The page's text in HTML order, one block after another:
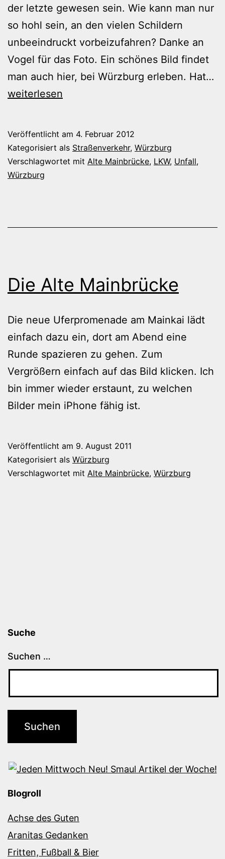
der letzte gewesen sein. Wie kann man nur
so hohl sein, an den vielen Schildern
unbeeindruckt vorbeizufahren? Danke an
Vogel für das Foto. Ein schönes Bild findet
man auch hier, bei Würzburg erleben. Hat…
weiterlesen
Veröffentlicht am 4. Februar 2012
Kategorisiert als Straßenverkehr, Würzburg
Verschlagwortet mit Alte Mainbrücke, LKW, Unfall,
Würzburg
Die Alte Mainbrücke
Die neue Uferpromenade am Mainkai lädt
einfach dazu ein, dort am Abend eine
Runde spazieren zu gehen. Zum
Vergrößern einfach auf das Bild klicken. Ich
bin immer wieder erstaunt, zu welchen
Bilder mein iPhone fähig ist.
Veröffentlicht am 9. August 2011
Kategorisiert als Würzburg
Verschlagwortet mit Alte Mainbrücke, Würzburg
Suche
Suchen …
Blogroll
Achse des Guten
Aranitas Gedanken
Fritten, Fußball & Bier